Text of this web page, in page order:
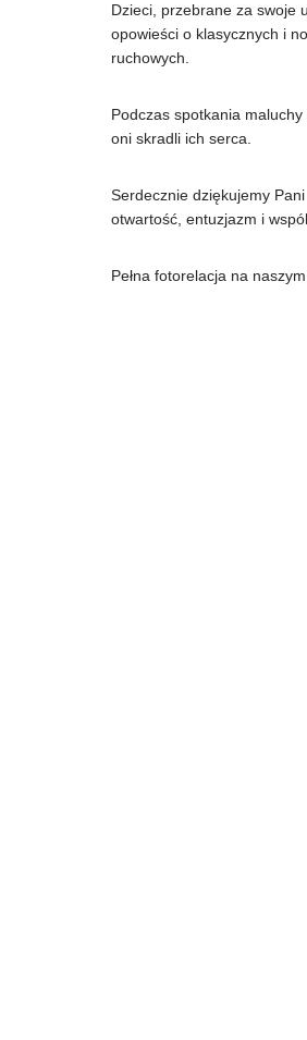
Dzieci, przebrane za swoje
opowieści o klasycznych i
ruchowych.
Podczas spotkania
oni skradli ich serca.
Serdecznie dziękujemy
otwartość, entuzjazm i
Pełna fotorelacja na